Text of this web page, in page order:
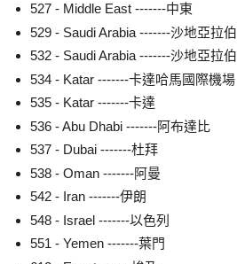
527 - Middle East -------中東
529 - Saudi Arabia -------沙地亞拉伯
532 - Saudi Arabia -------沙地亞拉伯
534 - Katar -------卡達哈馬國際機場
535 - Katar -------卡達
536 - Abu Dhabi -------阿布達比
537 - Dubai -------杜拜
538 - Oman -------阿曼
542 - Iran -------伊朗
548 - Israel -------以色列
551 - Yemen -------葉門